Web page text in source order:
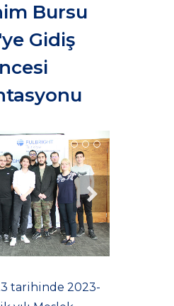
Bursu
Gidiş
tarihinde 2023-